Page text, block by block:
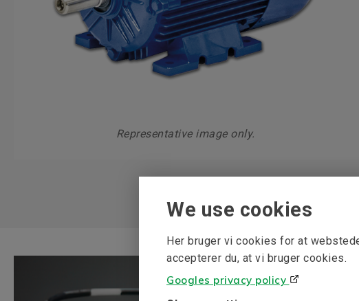
We use cookies
Her bruger vi cookies for at
accepterer du, at vi bruger cookies.
Googles privacy policy
Representative image only.